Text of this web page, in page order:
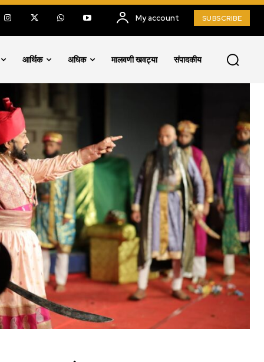
My account SUBSCRIBE
आर्थिक अधिक मालवणी खवट्या संपादकीय